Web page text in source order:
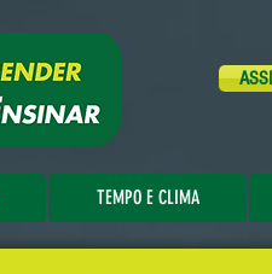
TEMPO E CLIMA